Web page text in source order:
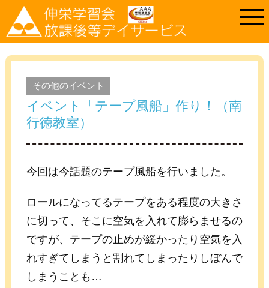
その他のイベント
イベント「テープ風船」作り！（南
行徳教室）
今回は今話題のテープ風船を行いました。
ロールになってるテープをある程度の大きさ
に切って、そこに空気を入れて膨らませるの
ですが、テープの止めが緩かったり空気を入
れすぎてしまうと割れてしまったりしぼんで
しまうことも…